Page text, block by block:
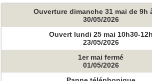
Ouverture dimanche 31 mai de 9h
30/05/2026
Ouvert lundi 25 mai 10h30-12h
23/05/2026
1er mai fermé
01/05/2026